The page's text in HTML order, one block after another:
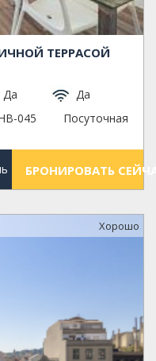
ТЕРРАСОЙ
Да
Да
045
Посуточная
БРОНИРОВАТЬ
Xорошо